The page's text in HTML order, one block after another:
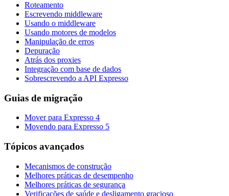
Roteamento
Escrevendo middleware
Usando o middleware
Usando motores de modelos
Manipulação de erros
Depuração
Atrás dos proxies
Integração com base de dados
Sobrescrevendo a API Expresso
Guias de migração
Mover para Expresso 4
Movendo para Expresso 5
Tópicos avançados
Mecanismos de construção
Melhores práticas de desempenho
Melhores práticas de segurança
Verificações de saúde e desligamento gracioso